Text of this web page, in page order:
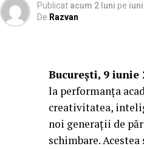
Publicat acum 2 luni pe
De Razvan
București, 9 iunie
la performanța
creativitatea,
noi generații de
schimbare.